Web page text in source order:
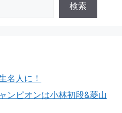
検索
名人に！
ンピオンは小林初段&菱山